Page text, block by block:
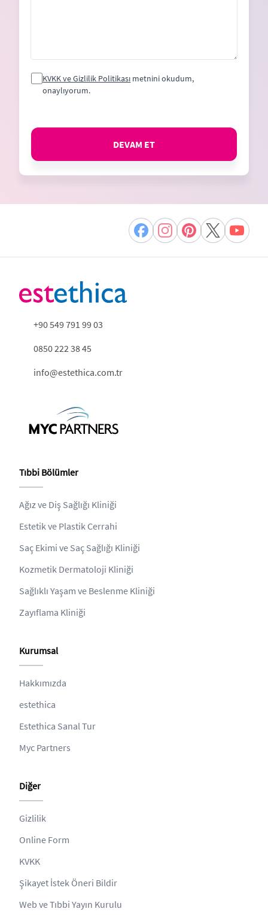
KVKK ve Gizlilik Politikası metnini okudum,
onaylıyorum.
DEVAM ET
+90 549 791 99 03
0850 222 38 45
info@estethica.com.tr
Tıbbi Bölümler
Ağız ve Diş Sağlığı Kliniği
Estetik ve Plastik Cerrahi
Saç Ekimi ve Saç Sağlığı Kliniği
Kozmetik Dermatoloji Kliniği
Sağlıklı Yaşam ve Beslenme Kliniği
Zayıflama Kliniği
Kurumsal
Hakkımızda
estethica
Estethica Sanal Tur
Myc Partners
Diğer
Gizlilik
Online Form
KVKK
Şikayet İstek Öneri Bildir
Web ve Tıbbi Yayın Kurulu